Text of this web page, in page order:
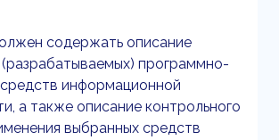
содержать описание
программно-
информационной
а также описание контрольного
выбранных средств